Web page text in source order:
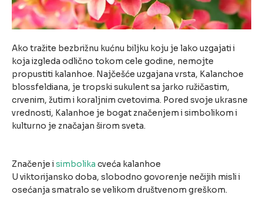
Ako tražite bezbrižnu kućnu biljku koju je lako uzgajati i
koja izgleda odlično tokom cele godine, nemojte
propustiti kalanhoe. Najčešće uzgajana vrsta, Kalanchoe
blossfeldiana, je tropski sukulent sa jarko ružičastim,
crvenim, žutim i koraljnim cvetovima. Pored svoje ukrasne
vrednosti, Kalanhoe je bogat značenjem i simbolikom i
kulturno je značajan širom sveta.
Značenje isimbolika cveća kalanhoe
U viktorijansko doba, slobodno govorenje nečijih misli i
osećanja smatralo se velikom društvenom greškom.